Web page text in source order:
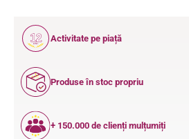
12
ANI
Activitate pe piață
Produse în stoc propriu
+ 150.000 de clienți mulțumiți